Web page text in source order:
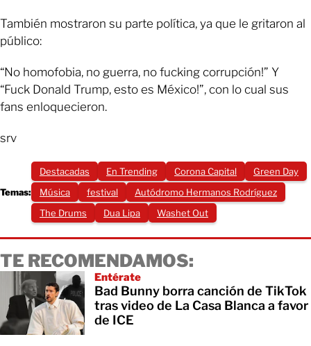
También mostraron su parte política, ya que le gritaron al
público:
“No homofobia, no guerra, no fucking corrupción!” Y
“Fuck Donald Trump, esto es México!”, con lo cual sus
fans enloquecieron.
srv
Temas:
Destacadas En Trending Corona Capital
Green Day
Música
festival
Autódromo Hermanos Rodríguez
The Drums
Dua Lipa Washet Out
TE RECOMENDAMOS:
Entérate
Bad Bunny borra canción de TikTok
tras video de La Casa Blanca a favor
de ICE